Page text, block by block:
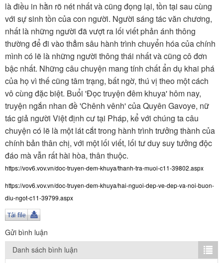
Kết nối VOV6
TÌM KIẾM
Vận hành bởi QI Corp
là điều in hằn rõ nét nhất và cũng đọng lại, tồn tại sau cùng
với sự sinh tồn của con người. Người sáng tác văn chương,
nhất là những người đã vượt ra lối viết phản ánh thông
thường để đi vào thẳm sâu hành trình chuyển hóa của chính
mình có lẽ là những người thông thái nhất và cũng cô đơn
bậc nhất. Những câu chuyện mang tính chất ẩn dụ khai phá
của họ vì thế cũng tâm trạng, bất ngờ, thú vị theo một cách
vô cùng đặc biệt. Buổi 'Đọc truyện đêm khuya' hôm nay,
truyện ngắn nhan đề 'Chênh vênh' của Quyên Gavoye, nữ
tác giả người Việt định cư tại Pháp, kể với chúng ta câu
chuyện có lẽ là một lát cắt trong hành trình trưởng thành của
chính bản thân chị, với một lối viết, lối tư duy suy tưởng độc
đáo mà vẫn rất hài hòa, thân thuộc.
https://vov6.vov.vn/doc-truyen-dem-khuya/thanh-tra-muoi-c11-39802.aspx
https://vov6.vov.vn/doc-truyen-dem-khuya/hai-nguoi-dep-ve-dep-va-noi-buon-
diu-ngot-c11-39799.aspx
Gửi bình luận
Danh sách bình luận